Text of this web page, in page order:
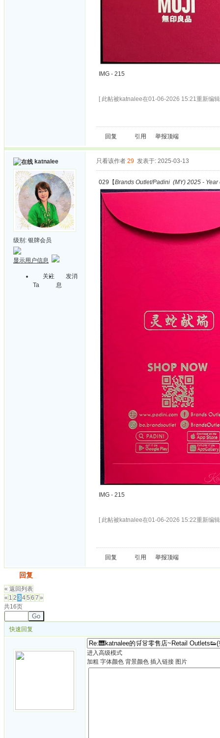
IMG - 215
[ 此帖被katnalee在01-06-2026 15:21重新编
回复 引用 举报顶端
katnalee
级别: 银牌会员
显示用户信息
关注
Ta
发消
息
只看该作者 29 发表于: 2025-03-13
029【Brands Outlet/Padini (MY) 2025 - Year
IMG - 215
[ 此帖被katnalee在01-06-2026 15:22重新编
回复 引用 举报顶端
回复
« 返回列表
« 1 2 345 6 7 »
共16页
Go
快速回复
进入高级模式
加粗 字体颜色 背景颜色 插入链接 图片